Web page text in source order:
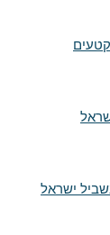
ישראל